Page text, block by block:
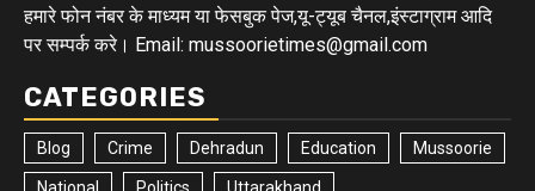
हमारे फोन नंबर के माध्यम या फेसबुक पेज,यू-ट्यूब चैनल,इंस्टाग्राम आदि
पर सम्पर्क करे। Email: mussoorietimes@gmail.com
CATEGORIES
Blog Crime Dehradun Education Mussoorie
National Politics Uttarakhand